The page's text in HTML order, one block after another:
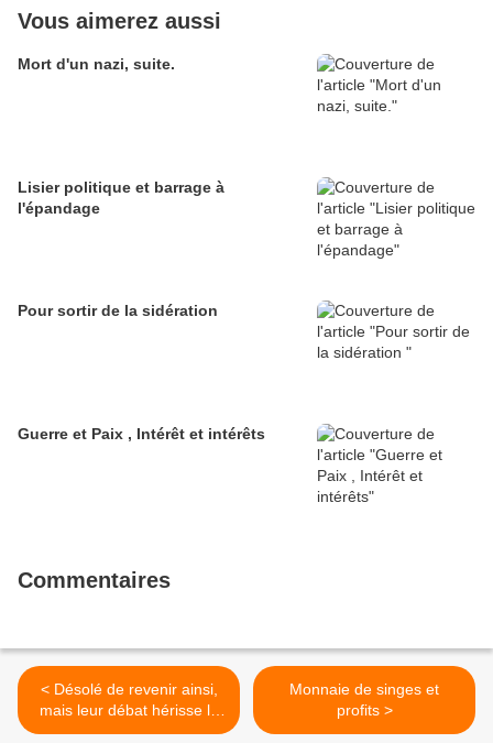
Vous aimerez aussi
Mort d'un nazi, suite.
Lisier politique et barrage à
l'épandage
Pour sortir de la sidération
Guerre et Paix , Intérêt et intérêts
Commentaires
< Désolé de revenir ainsi,
mais leur débat hérisse le
poil de Canaille le Rouge
Monnaie de singes et
profits >